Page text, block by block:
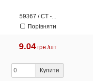
59367 / СТ -...
Порівняти
9.04 грн./шт
Купити